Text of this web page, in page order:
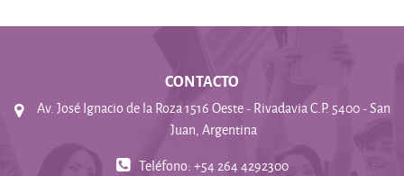
CONTACTO
Av. José Ignacio de la Roza 1516 Oeste - Rivadavia C.P. 5400 - San
Juan, Argentina
Teléfono: +54 264 4292300